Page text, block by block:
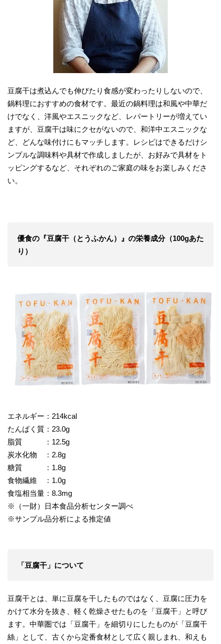
豆腐干は煮込んでも伸びたり食感が変わったりしないので、
鍋料理におすすめの食材です。最近の鍋料理は和風や中華だ
けでなく、洋風やエスニックなど、レパートリーが増えてい
ますが、豆腐干は味にクセがないので、和洋中エスニックな
ど、どんな味付けにもマッチします。レシピはできるだけシ
ンプルな調味料や具材で作成しましたが、お好みで具材をト
ッピングするなど、それぞれのご家庭の味をお楽しみくださ
い。
優食の『豆腐干（とうふかん）』の栄養成分（100gあた
り）
エネルギー：214kcal
たんぱく質：23.0g
脂質 ：12.5g
炭水化物 ：2.8g
糖質 ：1.8g
食物繊維 ：1.0g
食塩相当量：8.3mg
※（一財）日本食品分析センター調べ
※サンプル品分析による推定値
「豆腐干」について
豆腐干とは、単に豆腐を干したものではなく、豆腐に圧力を
かけて水分を抜き、軽く乾燥させたものを「豆腐干」と呼び
ます。中華圏では「豆腐干」を細切りにしたものが「豆腐干
絲」として、古くから定番食材として広く親しまれ、和えも